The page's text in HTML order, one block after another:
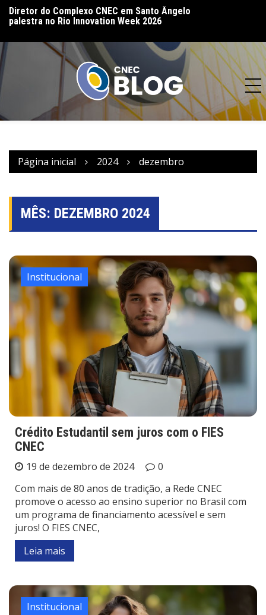
Diretor do Complexo CNEC em Santo Ângelo
palestra no Rio Innovation Week 2026
CNEC realiza 16ª Assembleia Geral em
Página inicial 2024 dezembro
MÊS: DEZEMBRO 2024
Institucional
Crédito Estudantil sem juros com o FIES
CNEC
19 de dezembro de 2024
0
Com mais de 80 anos de tradição, a Rede CNEC
promove o acesso ao ensino superior no Brasil com
um programa de financiamento acessível e sem
juros! O FIES CNEC,
Leia mais
Institucional